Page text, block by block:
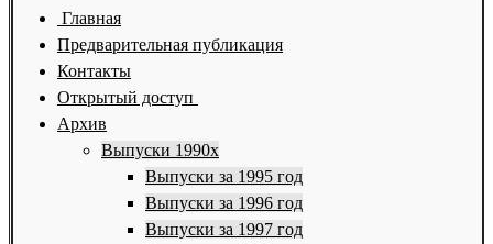
Главная
Предварительная публикация
Контакты
Открытый доступ
Архив
Выпуски 1990х
Выпуски за 1995 год
Выпуски за 1996 год
Выпуски за 1997 год